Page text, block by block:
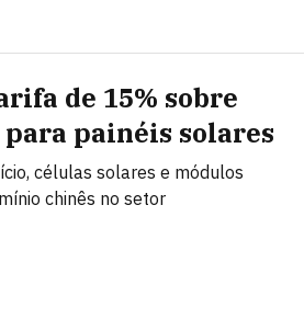
de 15% sobre
painéis solares
células solares e módulos
chinês no setor